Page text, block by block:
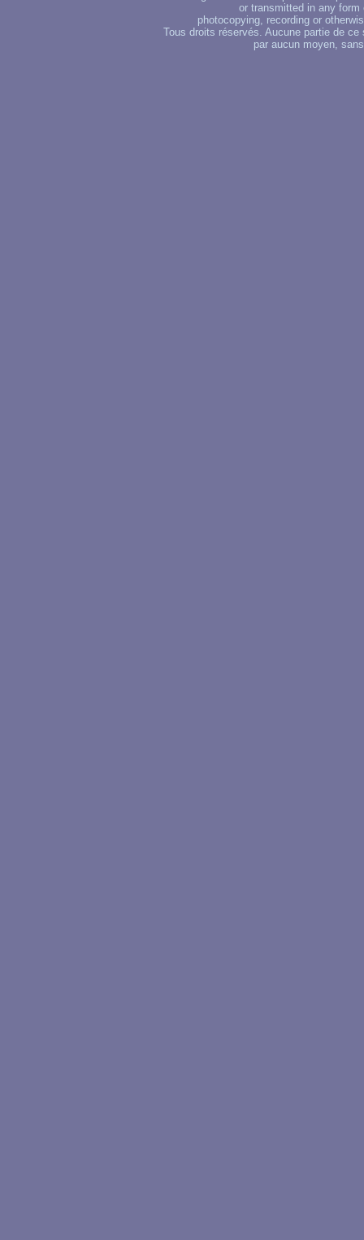
or transmitted in any
photocopying, recording or
Tous droits réservés. Aucune partie de
par aucun moyen,